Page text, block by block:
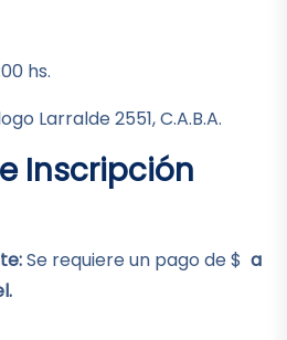
hs.
Larralde 2551, C.A.B.A.
Inscripción
Se requiere un pago de $ a